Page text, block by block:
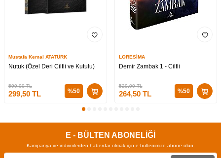
Mustafa Kemal ATATÜRK
Nutuk (Özel Deri Ciltli ve Kutulu)
599,00TL
299,50 TL %50
LORESİMA
Demir Zambak 1 - Ciltli
529,00TL
264,50TL %50
E - BÜLTEN ABONELİĞİ
Kampanya ve indirimlerden haberdar olmak için e-bültenimize abone olun.